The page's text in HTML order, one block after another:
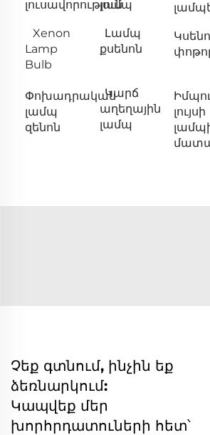
լուսավորություն
լամպ
Xenon
Lamp
Bulb
Լամպ
քսենոն
Փոխադրական
լամպ
զենոն
Կարճ
աղեղային
լամպ
լույսի
Չեք գտնում, ինչին եք
ձեռնարկում:
Կապվեք մեր
խորհրդատուների հետ՝